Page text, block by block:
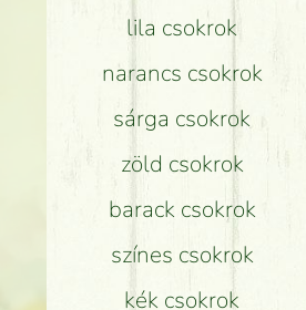
lila csokrok
narancs csokrok
sárga csokrok
zöld csokrok
barack csokrok
színes csokrok
kék csokrok